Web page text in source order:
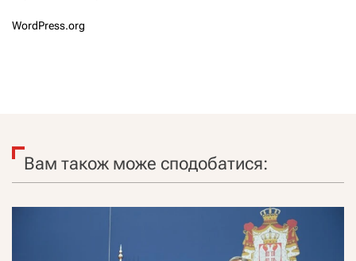
WordPress.org
Вам також може сподобатися: